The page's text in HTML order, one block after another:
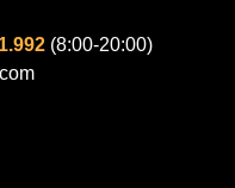
hảo đến từ chất âm
yếu tố quan trọng nhất để
(8:00-20:00)